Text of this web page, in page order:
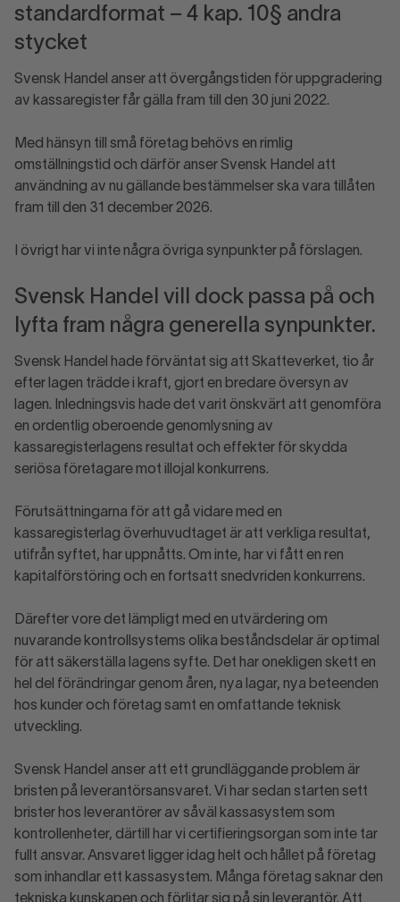
standardformat – 4 kap. 10§ andra
stycket
Svensk Handel anser att övergångstiden för uppgradering
av kassaregister får gälla fram till den 30 juni 2022.
Med hänsyn till små företag behövs en rimlig
omställningstid och därför anser Svensk Handel att
användning av nu gällande bestämmelser ska vara tillåten
fram till den 31 december 2026.
I övrigt har vi inte några övriga synpunkter på förslagen.
Svensk Handel vill dock passa på och
lyfta fram några generella synpunkter.
Svensk Handel hade förväntat sig att Skatteverket, tio år
efter lagen trädde i kraft, gjort en bredare översyn av
lagen. Inledningsvis hade det varit önskvärt att genomföra
en ordentlig oberoende genomlysning av
kassaregisterlagens resultat och effekter för skydda
seriösa företagare mot illojal konkurrens.
Förutsättningarna för att gå vidare med en
kassaregisterlag överhuvudtaget är att verkliga resultat,
utifrån syftet, har uppnåtts. Om inte, har vi fått en ren
kapitalförstöring och en fortsatt snedvriden konkurrens.
Därefter vore det lämpligt med en utvärdering om
nuvarande kontrollsystems olika beståndsdelar är optimal
för att säkerställa lagens syfte. Det har onekligen skett en
hel del förändringar genom åren, nya lagar, nya beteenden
hos kunder och företag samt en omfattande teknisk
utveckling.
Svensk Handel anser att ett grundläggande problem är
bristen på leverantörsansvaret. Vi har sedan starten sett
brister hos leverantörer av såväl kassasystem som
kontrollenheter, därtill har vi certifieringsorgan som inte tar
fullt ansvar. Ansvaret ligger idag helt och hållet på företag
som inhandlar ett kassasystem. Många företag saknar den
tekniska kunskapen och förlitar sig på sin leverantör. Att